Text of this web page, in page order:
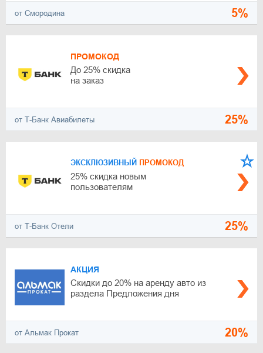
от Смородина 5%
ПРОМОКОД
До 25% скидка
на заказ
от Т-Банк Авиабилеты 25%
ЭКСКЛЮЗИВНЫЙ ПРОМОКОД
25% скидка новым
пользователям
от Т-Банк Отели 25%
АКЦИЯ
Скидки до 20% на аренду авто из
раздела Предложения дня
от Альмак Прокат 20%